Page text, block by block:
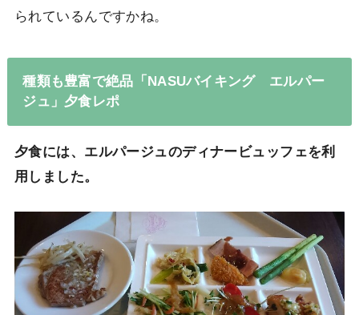
られているんですかね。
種類も豊富で絶品「NASUバイキング エルパー
ジュ」夕食レポ
夕食には、エルパージュのディナービュッフェを利
用しました。